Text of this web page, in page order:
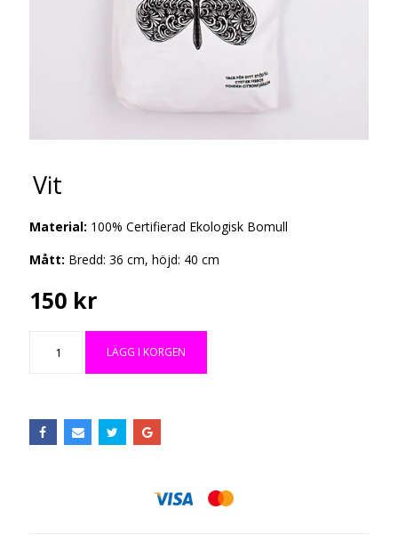
Vit
Material: 100% Certifierad Ekologisk Bomull
Mått: Bredd: 36 cm, höjd: 40 cm
150 kr
LÄGG I KORGEN